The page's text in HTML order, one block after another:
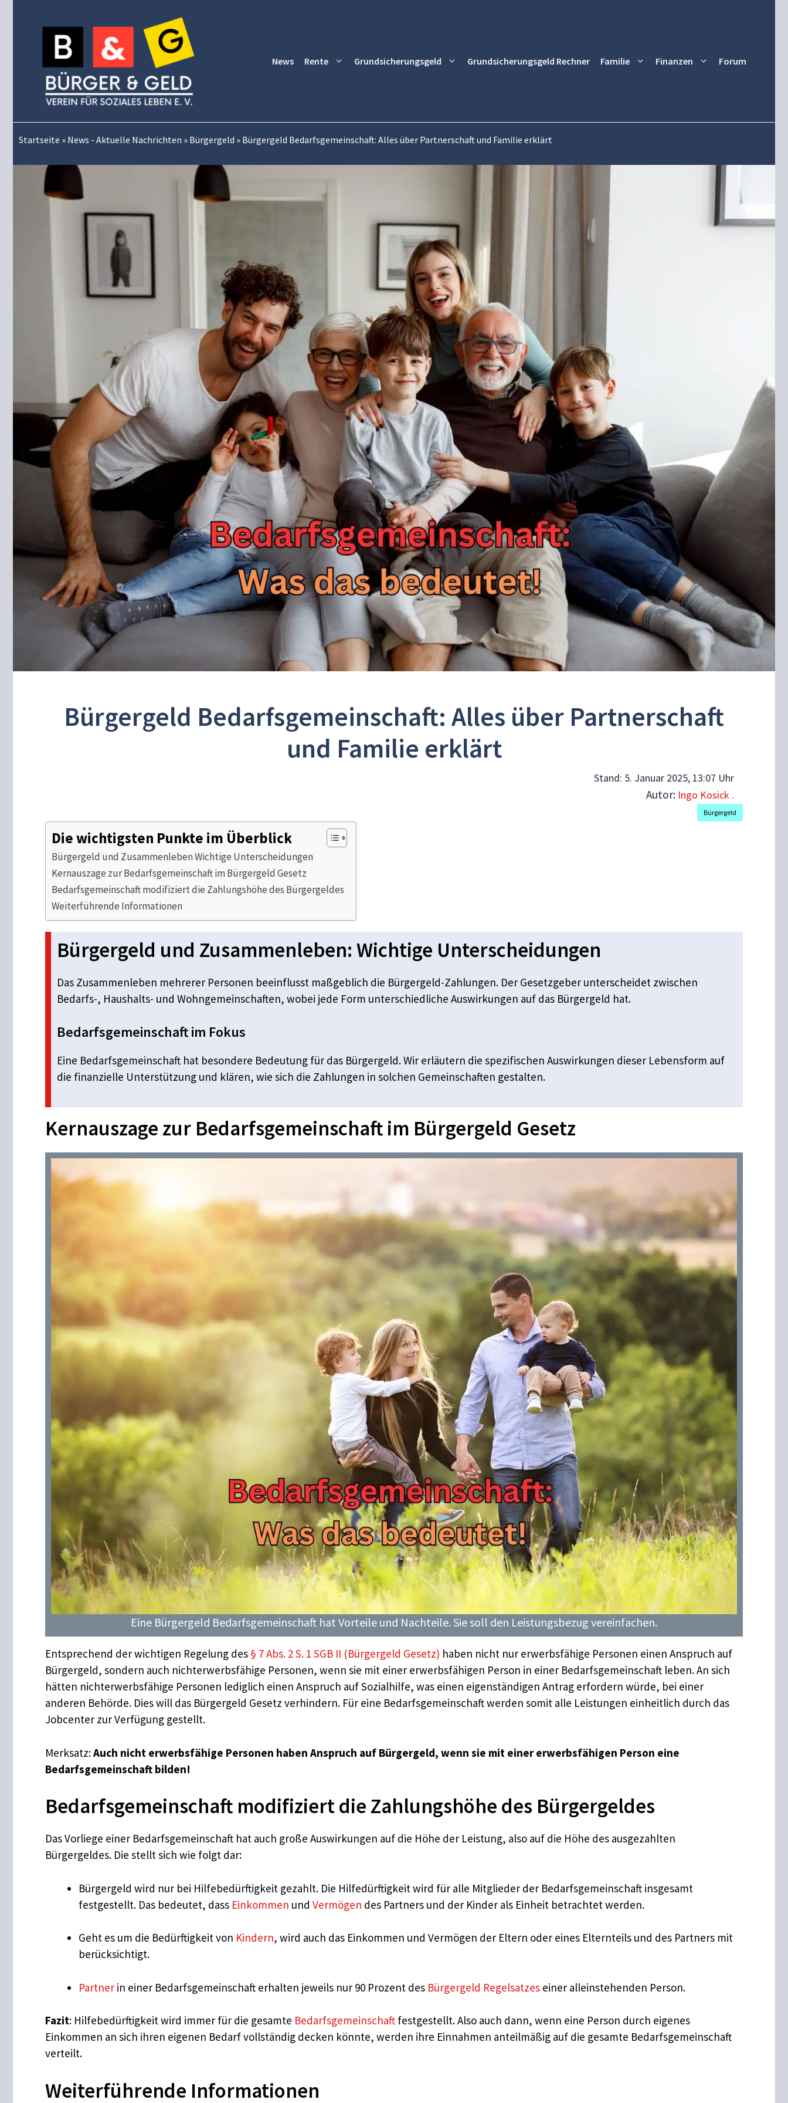
News Rente Grundsicherungsgeld Grundsicherungsgeld Rechner Familie Finanzen Forum
Startseite » News - Aktuelle Nachrichten » Bürgergeld » Bürgergeld Bedarfsgemeinschaft: Alles über Partnerschaft und Familie erklärt
Bürgergeld Bedarfsgemeinschaft: Alles über Partnerschaft
und Familie erklärt
Stand: 5. Januar 2025, 13:07 Uhr
Autor: Ingo Kosick .
Bürgergeld
Die wichtigsten Punkte im Überblick
Bürgergeld und Zusammenleben Wichtige Unterscheidungen
Kernauszage zur Bedarfsgemeinschaft im Bürgergeld Gesetz
Bedarfsgemeinschaft modifiziert die Zahlungshöhe des Bürgergeldes
Weiterführende Informationen
Bürgergeld und Zusammenleben: Wichtige Unterscheidungen
Das Zusammenleben mehrerer Personen beeinflusst maßgeblich die Bürgergeld-Zahlungen. Der Gesetzgeber unterscheidet zwischen
Bedarfs-, Haushalts- und Wohngemeinschaften, wobei jede Form unterschiedliche Auswirkungen auf das Bürgergeld hat.
Bedarfsgemeinschaft im Fokus
Eine Bedarfsgemeinschaft hat besondere Bedeutung für das Bürgergeld. Wir erläutern die spezifischen Auswirkungen dieser Lebensform auf
die finanzielle Unterstützung und klären, wie sich die Zahlungen in solchen Gemeinschaften gestalten.
Kernauszage zur Bedarfsgemeinschaft im Bürgergeld Gesetz
Eine Bürgergeld Bedarfsgemeinschaft hat Vorteile und Nachteile. Sie soll den Leistungsbezug vereinfachen.
Entsprechend der wichtigen Regelung des § 7 Abs. 2 S. 1 SGB II (Bürgergeld Gesetz) haben nicht nur erwerbsfähige Personen einen Anspruch auf
Bürgergeld, sondern auch nichterwerbsfähige Personen, wenn sie mit einer erwerbsfähigen Person in einer Bedarfsgemeinschaft leben. An sich
hätten nichterwerbsfähige Personen lediglich einen Anspruch auf Sozialhilfe, was einen eigenständigen Antrag erfordern würde, bei einer
anderen Behörde. Dies will das Bürgergeld Gesetz verhindern. Für eine Bedarfsgemeinschaft werden somit alle Leistungen einheitlich durch das
Jobcenter zur Verfügung gestellt.
Merksatz:Auch nicht erwerbsfähige Personen haben Anspruch auf Bürgergeld, wenn sie mit einer erwerbsfähigen Person eine
Bedarfsgemeinschaft bilden!
Bedarfsgemeinschaft modifiziert die Zahlungshöhe des Bürgergeldes
Das Vorliege einer Bedarfsgemeinschaft hat auch große Auswirkungen auf die Höhe der Leistung, also auf die Höhe des ausgezahlten
Bürgergeldes. Die stellt sich wie folgt dar:
Bürgergeld wird nur bei Hilfebedürftigkeit gezahlt. Die Hilfedürftigkeit wird für alle Mitglieder der Bedarfsgemeinschaft insgesamt
festgestellt. Das bedeutet, dass Einkommen und Vermögen des Partners und der Kinder als Einheit betrachtet werden.
Geht es um die Bedürftigkeit von Kindern, wird auch das Einkommen und Vermögen der Eltern oder eines Elternteils und des Partners mit
berücksichtigt.
Partner in einer Bedarfsgemeinschaft erhalten jeweils nur 90 Prozent des Bürgergeld Regelsatzes einer alleinstehenden Person.
Fazit: Hilfebedürftigkeit wird immer für die gesamte Bedarfsgemeinschaft festgestellt. Also auch dann, wenn eine Person durch eigenes
Einkommen an sich ihren eigenen Bedarf vollständig decken könnte, werden ihre Einnahmen anteilmäßig auf die gesamte Bedarfsgemeinschaft
verteilt.
Weiterführende Informationen